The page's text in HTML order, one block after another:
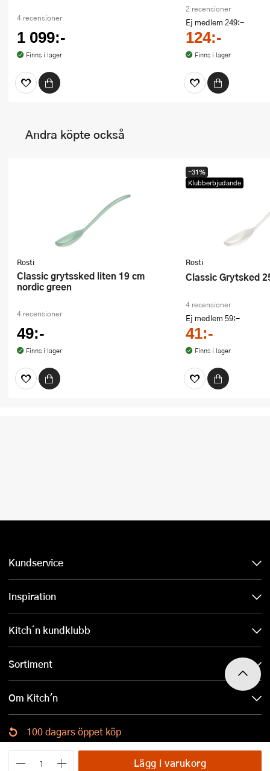
Lägg i varukorg
4 recensioner
1 099:-
Finns i lager
2 recensioner
Ej medlem 249:-
124:-
Finns i lager
Andra köpte också
Rosti
Classic grytssked liten 19 cm
nordic green
4 recensioner
49:-
Finns i lager
Rosti
Classic Grytsked
4 recensioner
Ej medlem 59:-
41:-
Finns i lager
-31%
Klubberbjudande
Kundservice
Inspiration
Kitch´n kundklubb
Sortiment
Om Kitch'n
100 dagars öppet köp
Ladda ned Kitch´n-appen